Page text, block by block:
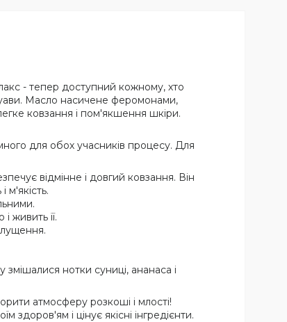
- тепер доступний кожному, хто
Масло насичене феромонами,
ковзання і пом'якшення шкіри.
для обох учасників процесу. Для
відмінне і довгий ковзання. Він
м'якість.
живить її.
нотки суниці, ананаса і
атмосферу розкоші і млості!
і цінує якісні інгредієнти.